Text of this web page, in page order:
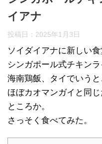
イアナ
投稿日： 2025年1月3日
ソイダイアナに新しい
シンガポール式チキンラ
海南鶏飯、タイでいうと
ほぼカオマンガイと同
ところか。
さっそく食べてみた。